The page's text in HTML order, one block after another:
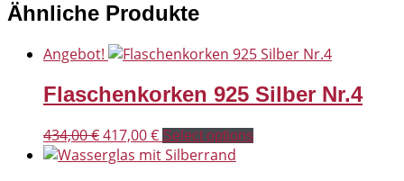
Ähnliche Produkte
Angebot!
Flaschenkorken 925 Silber Nr.4
434,00€Ursprünglicher
Preis
417,00€Aktueller
Preis
Select options